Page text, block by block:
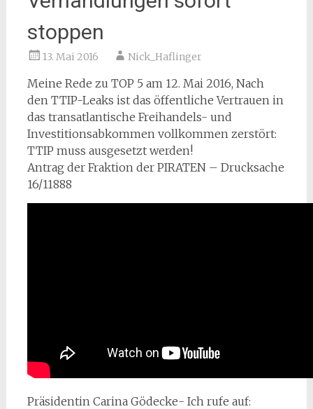
stoppen
13. Mai 2016 Nick_Haflinger
Meine Rede zu TOP 5 am 12. Mai 2016, Nach
den TTIP-Leaks ist das öffentliche Vertrauen in
das transatlantische Freihandels- und
Investitionsabkommen vollkommen zerstört:
TTIP muss ausgesetzt werden!
Antrag der Fraktion der PIRATEN – Drucksache
16/11888
Präsidentin Carina Gödecke- Ich rufe auf: